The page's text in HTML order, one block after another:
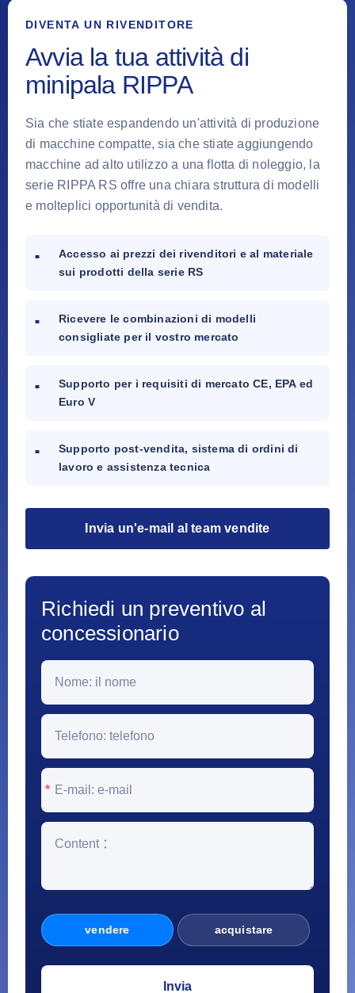
DIVENTA UN RIVENDITORE
Avvia la tua attività di
minipala RIPPA
Sia che stiate espandendo un'attività di produzione
di macchine compatte, sia che stiate aggiungendo
macchine ad alto utilizzo a una flotta di noleggio, la
serie RIPPA RS offre una chiara struttura di modelli
e molteplici opportunità di vendita.
Accesso ai prezzi dei rivenditori e al materiale
sui prodotti della serie RS
Ricevere le combinazioni di modelli
consigliate per il vostro mercato
Supporto per i requisiti di mercato CE, EPA ed
Euro V
Supporto post-vendita, sistema di ordini di
lavoro e assistenza tecnica
Invia un'e-mail al team vendite
Richiedi un preventivo al
concessionario
*
vendere acquistare